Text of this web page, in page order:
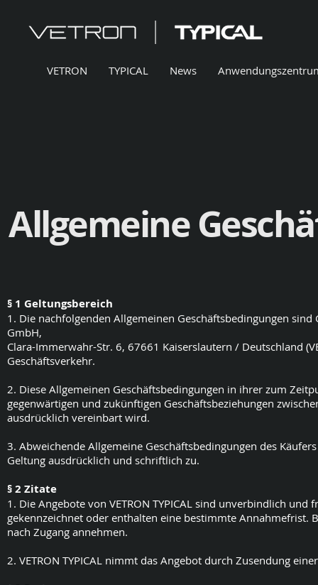
VETRON TYPICAL News
Allgemeine
§ 1 Geltungsbereich
1. Die nachfolgenden Allgemeinen Geschäftsbedingungen sind
GmbH,
Clara-Immerwahr-Str. 6, 67661 Kaiserslautern / Deutschland
Geschäftsverkehr.
2. Diese Allgemeinen Geschäftsbedingungen in ihrer zum
gegenwärtigen und zukünftigen Geschäftsbeziehungen
ausdrücklich vereinbart wird.
3. Abweichende Allgemeine Geschäftsbedingungen des
Geltung ausdrücklich und schriftlich zu.
§ 2 Zitate
1. Die Angebote von VETRON TYPICAL sind unverbindlich
gekennzeichnet oder enthalten eine bestimmte Annahmefrist.
nach Zugang annehmen.
2. VETRON TYPICAL nimmt das Angebot durch Zusendung